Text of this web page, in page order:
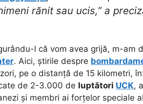
rănit sau ucis,” a
l că vom avea grijă, m-am
. Aici, știrile despre
pe o distanță de 15 kilometri,
de 2-3.000 de luptători UCK,
și membri ai forțelor speciale